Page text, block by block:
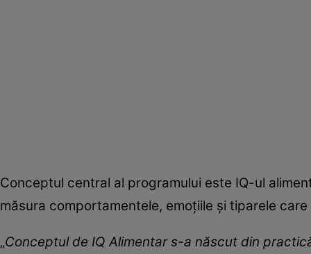
Conceptul central al programului este IQ-ul
măsura comportamentele, emoțiile și tiparele
„Conceptul de IQ Alimentar s-a născut din